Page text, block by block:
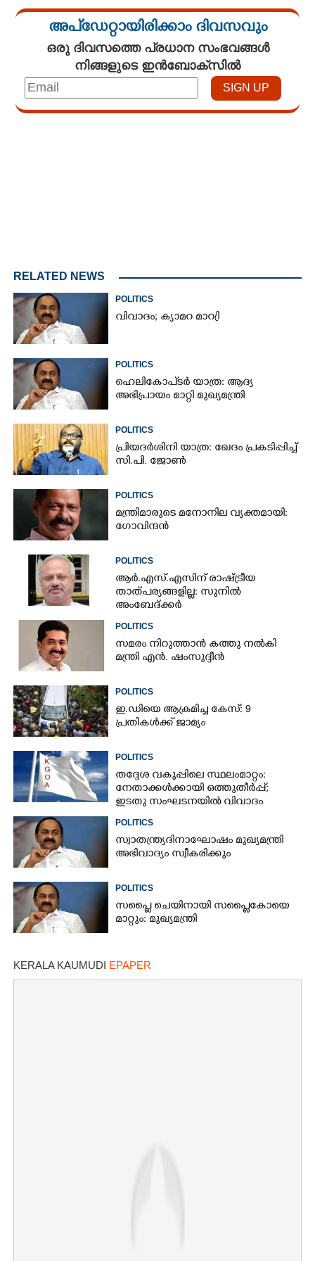
അപ്ഡേറ്റായിരിക്കാം ദിവസവും
ഒരു ദിവസത്തെ പ്രധാന സംഭവങ്ങൾ
നിങ്ങളുടെ ഇൻബോക്സിൽ
RELATED NEWS
POLITICS
വിവാദം; ക്യാമറ മാറ്രി
POLITICS
ഹെലികോപ്ടർ യാത്ര: ആദ്യ
അഭിപ്രായം മാറ്റി മുഖ്യമന്ത്രി
POLITICS
പ്രിയദർശിനി യാത്ര: ഖേദം പ്രകടിപ്പിച്ച്
സി.പി. ജോൺ
POLITICS
മന്ത്രിമാരുടെ മനോനില വ്യക്തമായി:
ഗോവിന്ദൻ
POLITICS
ആർ.എസ്.എസിന് രാഷ്ട്രീയ
താത്പര്യങ്ങളില്ല: സുനിൽ
അംബേദ്ക്കർ
POLITICS
സമരം നിറുത്താൻ കത്തു നൽകി
മന്ത്രി എൻ. ഷംസുദ്ദീൻ
POLITICS
ഇ.ഡിയെ ആക്രമിച്ച കേസ്: 9
പ്രതികൾക്ക് ജാമ്യം
POLITICS
തദ്ദേശ വകുപ്പിലെ സ്ഥലംമാറ്റം:
നേതാക്കൾക്കായി ഒത്തുതീർപ്പ്;
ഇടതു സംഘടനയിൽ വിവാദം
POLITICS
സ്വാതന്ത്ര്യദിനാഘോഷം മുഖ്യമന്ത്രി
അഭിവാദ്യം സ്വീകരിക്കും
POLITICS
സപ്ലൈ ചെയിനായി സപ്ലൈകോയെ
മാറ്റും: മുഖ്യമന്ത്രി
KERALA KAUMUDI EPAPER